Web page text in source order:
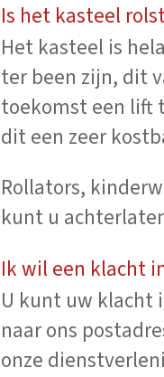
Is het kasteel
Het kasteel is
ter been zijn, dit
toekomst een lift
dit een zeer
Rollators,
kunt u
Ik wil een klacht
U kunt uw klacht
naar ons
onze